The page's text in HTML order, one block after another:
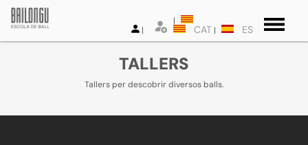
CAT ES
TALLERS
Tallers per descobrir diversos balls.